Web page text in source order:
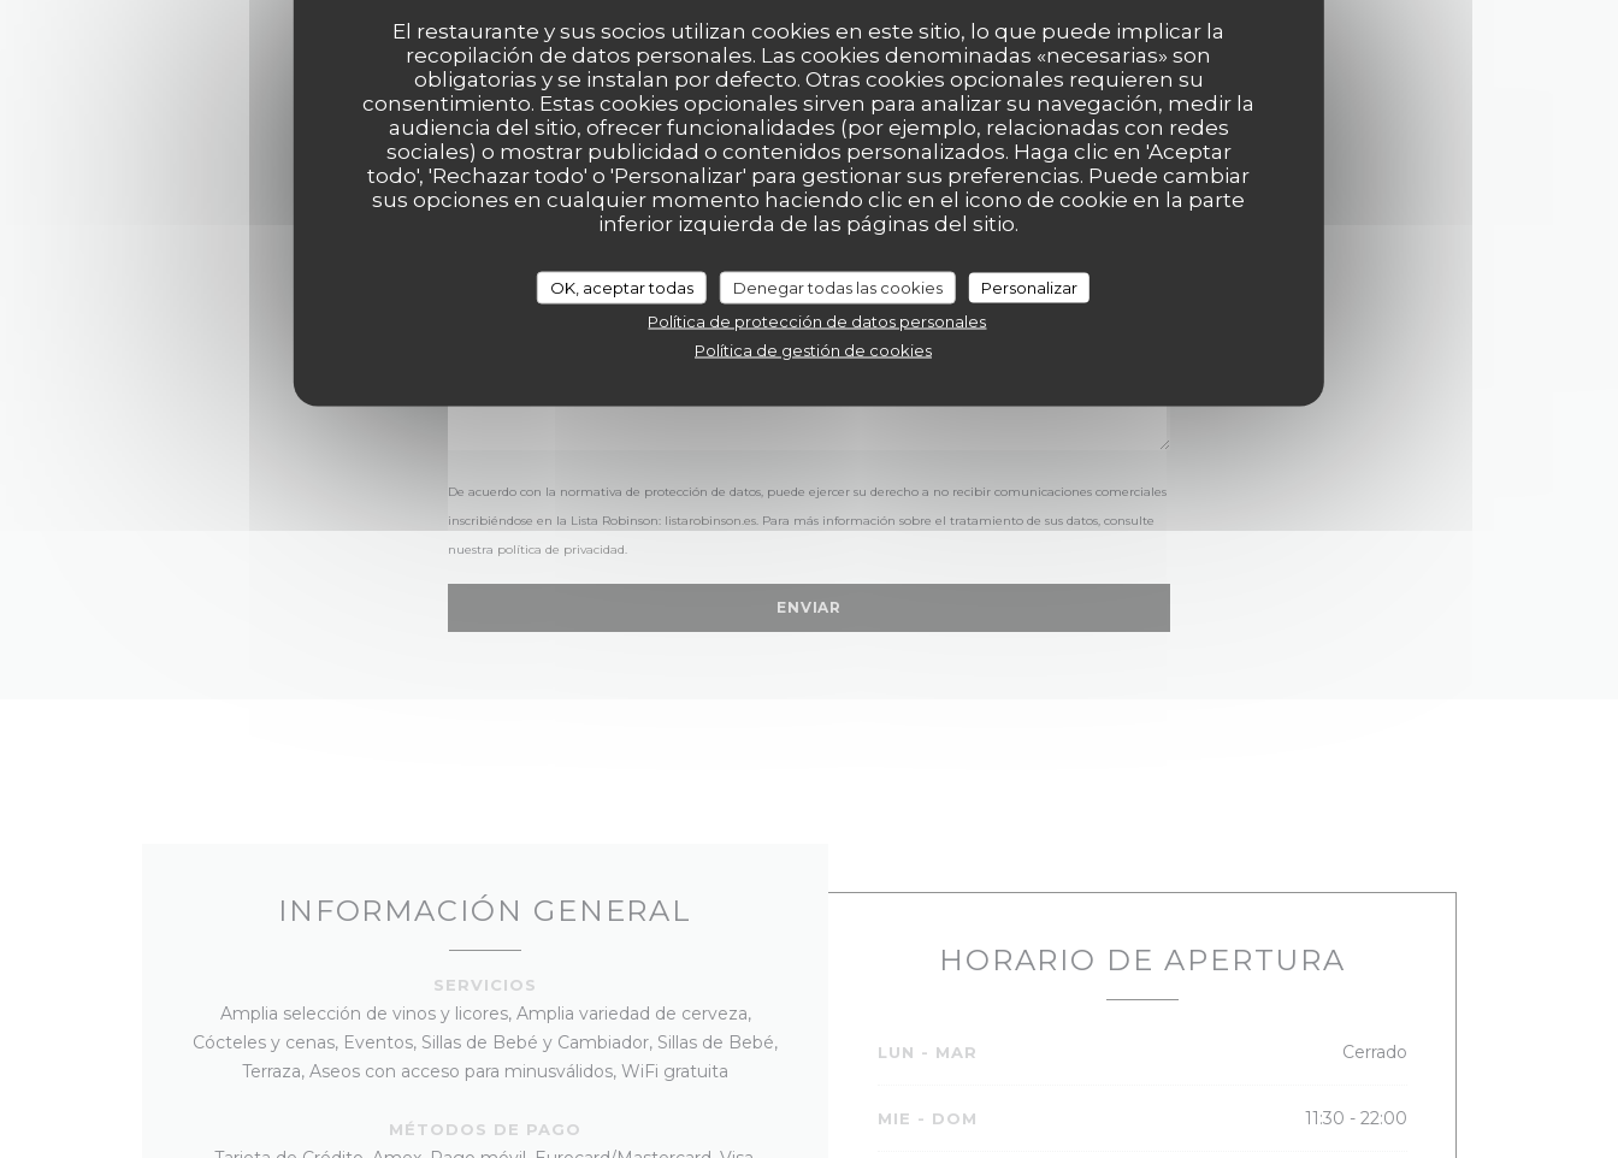
El restaurante y sus socios utilizan cookies en este sitio, lo que puede implicar la
recopilación de datos personales. Las cookies denominadas «necesarias» son
obligatorias y se instalan por defecto. Otras cookies opcionales requieren su
consentimiento. Estas cookies opcionales sirven para analizar su navegación, medir la
audiencia del sitio, ofrecer funcionalidades (por ejemplo, relacionadas con redes
sociales) o mostrar publicidad o contenidos personalizados. Haga clic en 'Aceptar
todo', 'Rechazar todo' o 'Personalizar' para gestionar sus preferencias. Puede cambiar
sus opciones en cualquier momento haciendo clic en el icono de cookie en la parte
inferior izquierda de las páginas del sitio.
OK, aceptar todas Denegar todas las cookies
Personalizar
Política de protección de datos personales
Política de gestión de cookies
CONTACTO
¿Desea ponerse en contacto con nosotros?
Rellene el siguiente formulario.
De acuerdo con la normativa de protección de datos, puede ejercer su derecho a no recibir comunicaciones comerciales
inscribiéndose en la Lista Robinson: listarobinson.es. Para más información sobre el tratamiento de sus datos, consulte
nuestra política de privacidad.
INFORMACIÓN GENERAL
SERVICIOS
Amplia selección de vinos y licores, Amplia variedad de cerveza,
Cócteles y cenas, Eventos, Sillas de Bebé y Cambiador, Sillas de Bebé,
Terraza, Aseos con acceso para minusválidos, WiFi gratuita
MÉTODOS DE PAGO
HORARIO DE APERTURA
LUN - MAR Cerrado
MIE - DOM 11:30 - 22:00